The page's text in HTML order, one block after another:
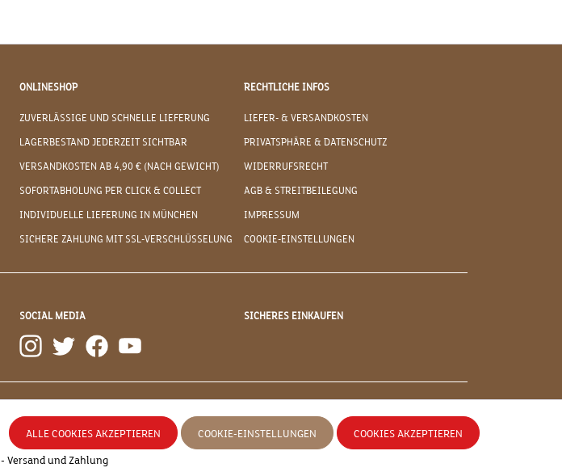
ONLINESHOP
ZUVERLÄSSIGE UND SCHNELLE LIEFERUNG
LAGERBESTAND JEDERZEIT SICHTBAR
VERSANDKOSTEN AB 4,90 € (NACH GEWICHT)
SOFORTABHOLUNG PER CLICK & COLLECT
INDIVIDUELLE LIEFERUNG IN MÜNCHEN
SICHERE ZAHLUNG MIT SSL-VERSCHLÜSSELUNG
RECHTLICHE INFOS
LIEFER- & VERSANDKOSTEN
PRIVATSPHÄRE & DATENSCHUTZ
WIDERRUFSRECHT
AGB & STREITBEILEGUNG
IMPRESSUM
COOKIE-EINSTELLUNGEN
SOCIAL MEDIA SICHERES EINKAUFEN
und ggf. Nachnahmegebühren, wenn nicht anders angegeben.
COOKIE-EINSTELLUNGEN COOKIES AKZEPTIEREN
ALLE COOKIES AKZEPTIEREN
- Versand und Zahlung